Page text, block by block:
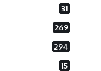
31
269
294
15